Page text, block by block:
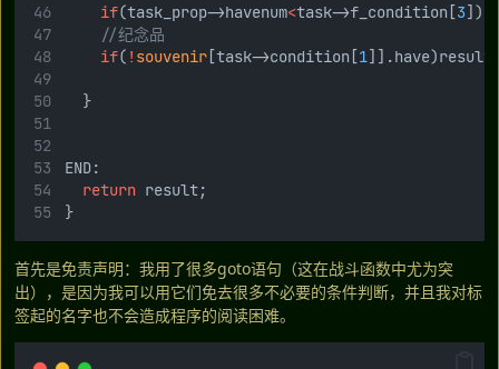
if(task_prop->havenum<task->f_condition[3
//纪念品
if( !souvenir[task->condition[1]].have)result
	}
END:
return result;
}
首先是免责声明：我用了很多goto语句（这在战斗函数中尤为突
出），是因为我可以用它们免去很多不必要的条件判断，并且我对标
签起的名字也不会造成程序的阅读困难。